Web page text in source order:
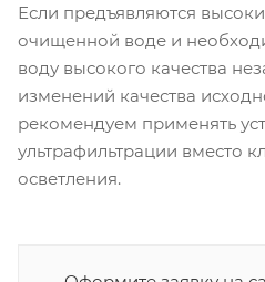
Если предъявляются
очищенной воде и
воду высокого качества
изменений качества
рекомендуем применять
ультрафильтрации вместо
осветления.